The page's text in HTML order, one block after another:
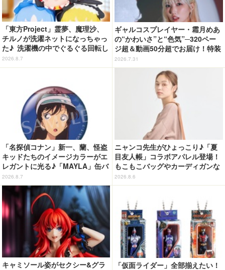
「東方Project」霊夢、魔理沙、
チルノが洗濯ネットになっちゃっ
た♪ 洗濯機の中でぐるぐる回転し
続ける姿を思わず眺めたくなっち
ゃう!?
2026.8.7
ギャルコスプレイヤー・霜月めあ
の“かわいさ”と“色気”─320ペー
ジ超＆動画50分超でお届け！特装
合本版のデジタル写真集が登場
2026.7.31
「名探偵コナン」新一、蘭、怪盗
キッドたちのイメージカラーがエ
レガントに光る♪「MAYLA」缶バ
ッジの全種セットがお得に！【3
0％オフセール】
2026.8.7
ニャンコ先生がひょっこり♪「夏
目友人帳」コラボアパレル登場！
もこもこバッグやカーディガンな
ど全8型
2026.8.6
キャミソール姿がセクシー&グラ
「仮面ライダー」全部揃えたい！